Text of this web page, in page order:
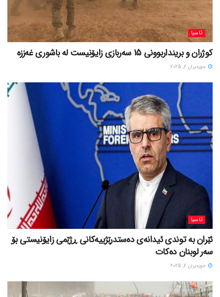
ئاسیا
کوژران و برینداربوونی 15 سەربازی زایۆنیست لە باشوری غەززە
حوزه‌یران 6, 2025
ئاسیا
ئێران بە توندی ئیدانەی دەستدرێژییەکانی ڕژێمی زایۆنیستی بۆ
سەر لوبنان دەکات
حوزه‌یران 6, 2025